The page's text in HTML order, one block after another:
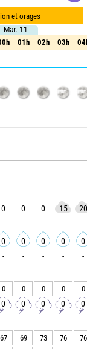
et orages
Mar. 11
01h 02h 03h
Mar. 11
01h 02h 03h
0 0 0 15 20
0 0 0 0 0
- - - - -
0 0 0 0 0
0 0 0 0 0
67 69 73 76
76